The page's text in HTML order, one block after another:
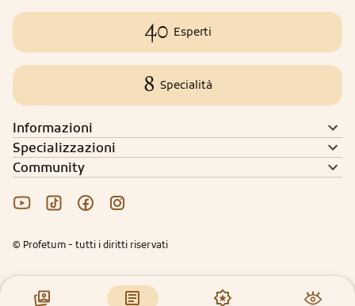
40 Esperti
8 Specialità
Informazioni
Specializzazioni
Community
© Profetum - tutti i diritti riservati